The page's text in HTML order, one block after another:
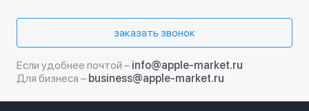
заказать звонок
Если удобнее почтой – info@apple-market.ru
Для бизнеса – business@apple-market.ru